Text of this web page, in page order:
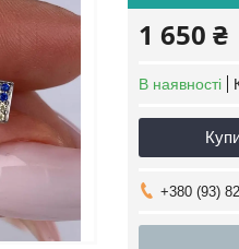
1 650 ₴
В наявності
+380 (93)